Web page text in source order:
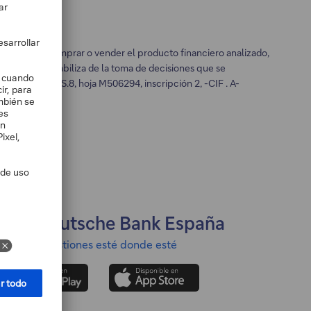
para comprar o vender el producto financiero analizado,
se responsabiliza de la toma de decisiones que se
L. 0,F.1, S.8, hoja M506294, inscripción 2, -CIF . A-
App Deutsche Bank España
sus gestiones esté donde esté